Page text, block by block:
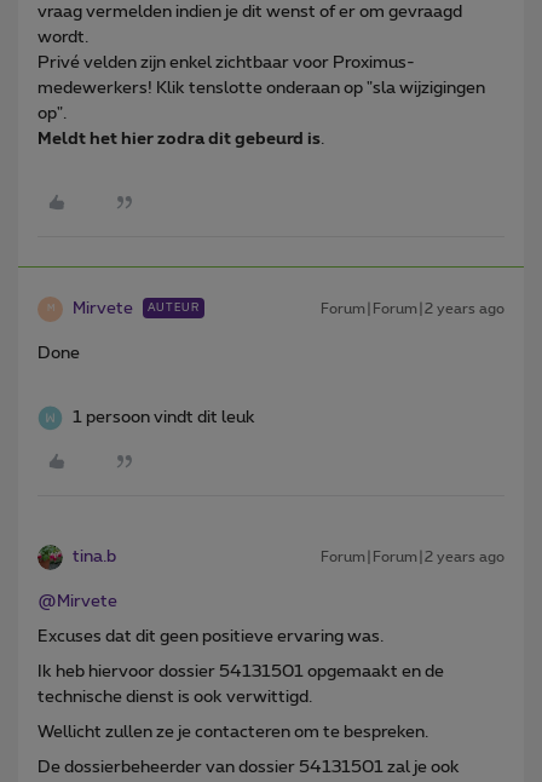
vraag vermelden indien je dit wenst of er om gevraagd
wordt.
Privé velden zijn enkel zichtbaar voor Proximus-
medewerkers! Klik tenslotte onderaan op "sla wijzigingen
op".
Meldt het hier zodra dit gebeurd is
M Mirvete AUTEUR Forum|Forum|2 years ago
Done
1 persoon vindt dit leuk
tina.b Forum|Forum|2 years ago
@Mirvete
Excuses dat dit geen positieve ervaring was.
Ik heb hiervoor dossier 54131501 opgemaakt en de
technische dienst is ook verwittigd.
Wellicht zullen ze je contacteren om te bespreken.
De dossierbeheerder van dossier 54131501 zal je ook